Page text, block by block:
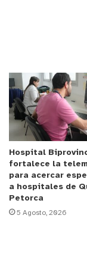
dispositivos
Uno de los
88,9% de los
complejidad
gracias a un
colegios,
La jefa de la
de Quilpué,
que el
compromiso a
mental
centrado en las
Hospital
fortalece la
para acercar
a hospitales de
Petorca
5 Agosto, 2026